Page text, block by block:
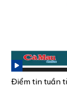
Điểm tin tuần